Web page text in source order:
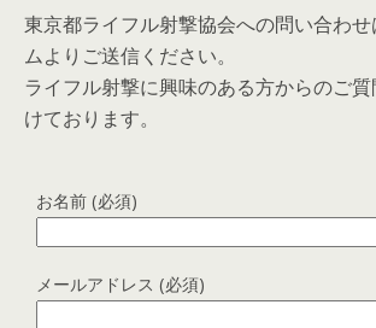
東京都ライフル射撃協会への問い合わ
ムよりご送信ください。
ライフル射撃に興味のある方からのご
けております。
お名前 (必須)
メールアドレス (必須)